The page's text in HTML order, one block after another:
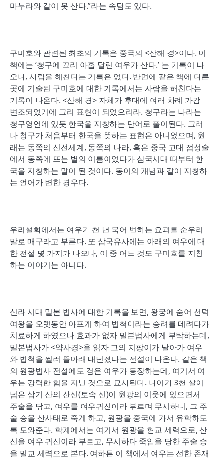
마누라와 같이 못 산다.”라는 속담도 있다.
구미호와 관련된 최초의 기록은 중국의 <산해 경>이다. 이
책에는 ‘청구에 꼬리 아홉 달린 여우가 산다.’ 는 기록이 나
오나, 사람을 해친다는 기록은 없다. 반면에 같은 책에 다른
곳에 기술된 구미호에 대한 기록에서는 사람을 해친다는
기록이 나온다. <산해 경> 자체가 후대에 여러 차례 가감
변조되었기에 그리 표현이 되었으리라. 청구라는 나라는
청구영언에 있듯 한국을 지칭하는 단어로 풀이된다. 그러
나 청구가 처음부터 한국을 뜻하는 표현은 아니었으며, 원
래는 동쪽의 신선세계, 동쪽의 나라, 혹은 중국 고대 점성술
에서 동쪽에 뜨는 별의 이름이었다가 삼국시대 때부터 한
국을 지칭하는 말이 된 것이다. 동이의 개념과 같이 지칭하
는 언어가 변한 경우다.
우리설화에서는 여우가 천 년 묵어 변하는 요괴를 순우리
말로 매구라고 부른다. 또 삼국유사에는 아래의 여우에 대
한 전설 몇 가지가 나오나, 이 중 어느 것도 구미호를 지칭
하는 이야기는 아니다.
신라 시대 밀본 법사에 대한 기록을 보면, 왕궁에 숨어 선덕
여왕을 오랫동안 아프게 하여 법척이라는 승려를 데려다가
치료하게 하였으나 효과가 없자 밀본법사에게 부탁하는데,
밀본법사가 <약사경>을 읽자 그의 지팡이가 날아가 여우
와 법척을 찔러 뜰아래 내던졌다는 전설이 나온다. 같은 책
의 원광법사 전설에도 검은 여우가 등장하는데, 여기서 여
우는 강력한 힘을 지닌 것으로 묘사된다. 나이가 3천 살이
넘은 삼기 산의 산신(토속 신)이 원광의 이웃에 있으면서
주술을 닦고, 여우를 여우귀신이라 부르며 무시하니, 그 주
술 승을 산사태로 죽게 하고, 원광을 중국에 가서 유학하도
록 도와준다. 학계에서는 여기서 원광을 현교 세력으로, 산
신을 여우 귀신이라 부르고, 무시하다 죽임을 당한 주술 승
을 밀교 세력으로 본다. 여하튼 이 책에서 여우는 선한 존재